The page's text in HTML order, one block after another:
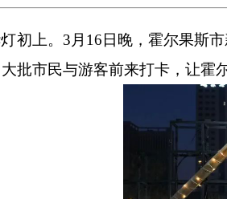
初上。 3月16日晚，霍尔果斯
批市民与游客前来打卡，让